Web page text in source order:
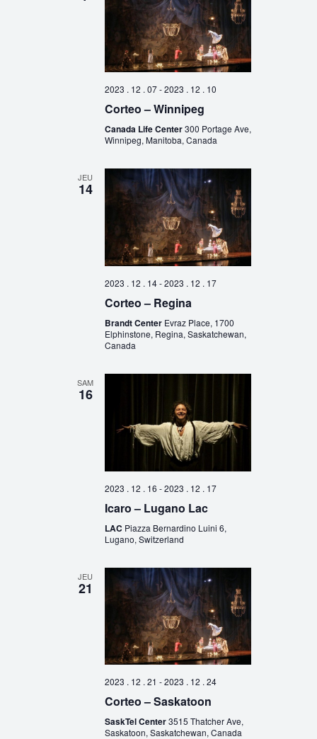
2023 . 12 . 07-2023 . 12 . 10
Corteo – Winnipeg
Canada Life Center300 Portage Ave,
Winnipeg, Manitoba, Canada
JEU
14
2023 . 12 . 14-2023 . 12 . 17
Corteo – Regina
Brandt Center Evraz Place, 1700
Elphinstone, Regina, Saskatchewan,
Canada
SAM
16
2023 . 12 . 16 -2023 . 12 . 17
Icaro – Lugano Lac
LAC Piazza Bernardino Luini 6,
Lugano, Switzerland
JEU
21
2023 . 12 . 21 -2023 . 12 . 24
Corteo – Saskatoon
SaskTel Center3515 Thatcher Ave,
Saskatoon, Saskatchewan, Canada